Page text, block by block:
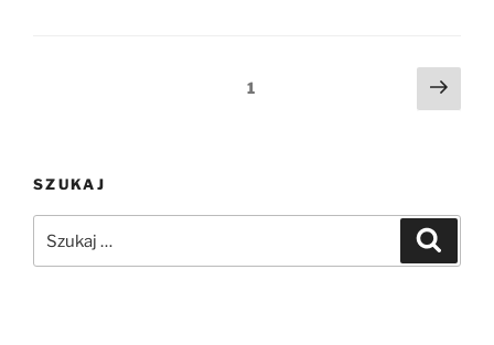
Strona1
SZUKAJ